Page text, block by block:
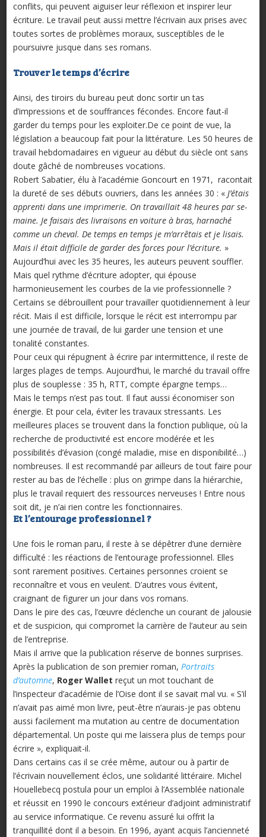
conflits, qui peuvent aiguiser leur réflexion et inspirer leur
écriture. Le travail peut aussi mettre l’écrivain aux prises avec
toutes sortes de problèmes moraux, susceptibles de le
poursuivre jusque dans ses romans.
Trouver le temps d’écrire
Ainsi, des tiroirs du bureau peut donc sor­tir un tas
d’impressions et de souffrances fécondes. Encore faut-il
garder du temps pour les exploiter.De ce point de vue, la
législation a beaucoup fait pour la littérature. Les 50 heures de
travail hebdomadaires en vigueur au début du siècle ont sans
doute gâché de nombreuses vocations.
Robert Sabatier, élu à l’académie Goncourt en 1971, racontait
la dureté de ses débuts ouvriers, dans les années 30 : « J’étais
apprenti dans une impri­merie. On travaillait 48 heures par se­
maine. Je faisais des livraisons en voiture à bras, harnaché
comme un cheval. De temps en temps je m’arrêtais et je lisais.
Mais il était difficile de garder des forces pour l’écriture. »
Aujourd’hui avec les 35 heures, les auteurs peu­vent souffler.
Mais quel rythme d’écriture adopter, qui épouse
harmonieusement les courbes de la vie professionnelle ?
Certains se débrouillent pour travailler quotidiennement à leur
récit. Mais il est difficile, lorsque le ré­cit est interrompu par
une journée de travail, de lui garder une tension et une
tonalité constantes.
Pour ceux qui répugnent à écrire par intermittence, il reste de
larges plages de temps. Aujourd’hui, le marché du travail offre
plus de souplesse : 35 h, RTT, compte épargne temps…
Mais le temps n’est pas tout. Il faut aussi économiser son
énergie. Et pour cela, éviter les travaux stressants. Les
meilleures places se trouvent dans la fonction publique, où la
recherche de productivité est encore modérée et les
possibilités d’évasion (congé maladie, mise en disponibilité…)
nombreuses. Il est recommandé par ailleurs de tout faire pour
rester au bas de l’échelle : plus on grimpe dans la hiérarchie,
plus le travail requiert des ressources nerveuses ! Entre nous
soit dit, je n’ai rien contre les fonctionnaires.
Et l’entourage professionnel ?
Une fois le roman paru, il reste à se dépêtrer d’une dernière
difficulté : les réactions de l’entourage professionnel. Elles
sont rarement positives. Certaines personnes croient se
reconnaître et vous en veulent. D’autres vous évitent,
craignant de figurer un jour dans vos romans.
Dans le pire des cas, l’œuvre déclenche un courant de jalousie
et de suspicion, qui compromet la carrière de l’auteur au sein
de l’entreprise.
Mais il arrive que la publication ré­serve de bonnes surprises.
Après la publication de son premier roman, Portraits
d’automne, Roger Wallet reçut un mot touchant de
l’inspecteur d’académie de l’Oise dont il se savait mal vu. « S’il
n’avait pas aimé mon livre, peut-être n’aurais-je pas obtenu
aussi facilement ma mutation au centre de documentation
départemental. Un poste qui me laissera plus de temps pour
écrire », expliquait-il.
Dans certains cas il se crée même, au­tour ou à partir de
l’écrivain nouvelle­ment éclos, une solidarité littéraire. Michel
Houellebecq postula pour un emploi à l’Assemblée nationale
et réussit en 1990 le concours extérieur d’adjoint administratif
au service informatique. Ce revenu assuré lui offrit la
tranquillité dont il a besoin. En 1996, ayant acquis l’ancienneté